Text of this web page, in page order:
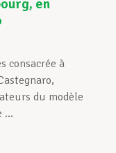
en
consacrée à
du modèle
...